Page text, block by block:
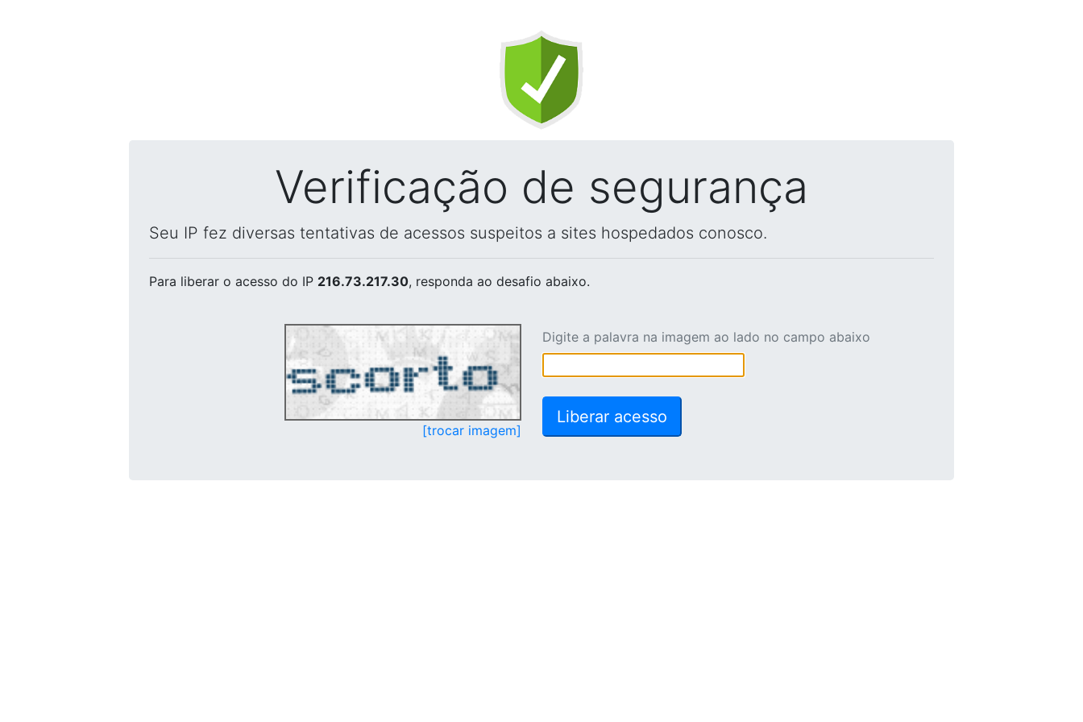
Verificação de segurança
Seu IP fez diversas tentativas de acessos suspeitos a sites hospedados conosco.
Para liberar o acesso do IP 216.73.217.30, responda ao desafio abaixo.
[trocar imagem]
Digite a palavra na imagem ao lado no campo abaixo